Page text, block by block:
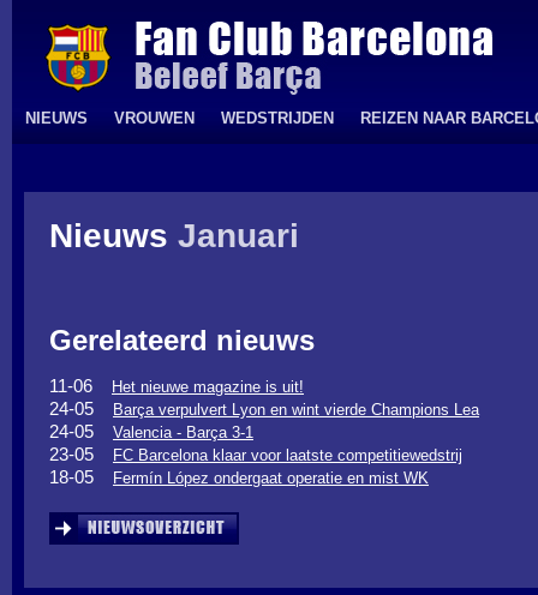
NIEUWS VROUWEN WEDSTRIJDEN REIZEN NAAR
Nieuws Januari
Gerelateerd nieuws
11-06 Het nieuwe magazine is uit!
24-05 Barça verpulvert Lyon en wint vierde Champions Lea
24-05 Valencia - Barça 3-1
23-05 FC Barcelona klaar voor laatste competitiewedstrij
18-05 Fermín López ondergaat operatie en mist WK